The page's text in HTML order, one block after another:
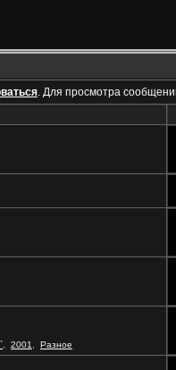
. Для просмотра
2001 Разное